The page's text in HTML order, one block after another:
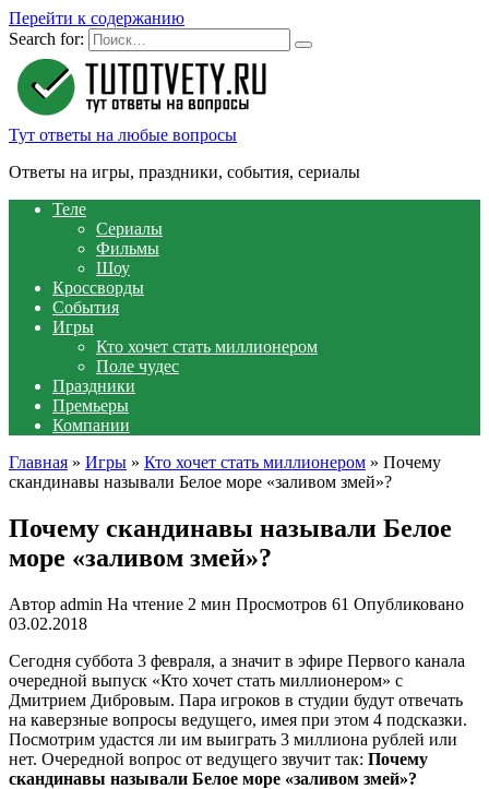
Перейти к содержанию
Search for:
Тут ответы на любые вопросы
Ответы на игры, праздники, события, сериалы
Теле
Сериалы
Фильмы
Шоу
Кроссворды
События
Игры
Кто хочет стать миллионером
Поле чудес
Праздники
Премьеры
Компании
Главная » Игры » Кто хочет стать миллионером » Почему
скандинавы называли Белое море «заливом змей»?
Почему скандинавы называли Белое
море «заливом змей»?
Автор admin На чтение 2 мин Просмотров 61 Опубликовано
03.02.2018
Сегодня суббота 3 февраля, а значит в эфире Первого канала
очередной выпуск «Кто хочет стать миллионером» с
Дмитрием Дибровым. Пара игроков в студии будут отвечать
на каверзные вопросы ведущего, имея при этом 4 подсказки.
Посмотрим удастся ли им выиграть 3 миллиона рублей или
нет. Очередной вопрос от ведущего звучит так: Почему
скандинавы называли Белое море «заливом змей»?